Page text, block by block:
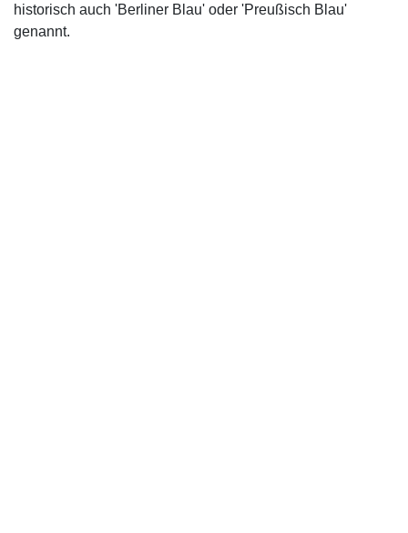
historisch auch 'Berliner Blau' oder 'Preußisch Blau'
genannt.